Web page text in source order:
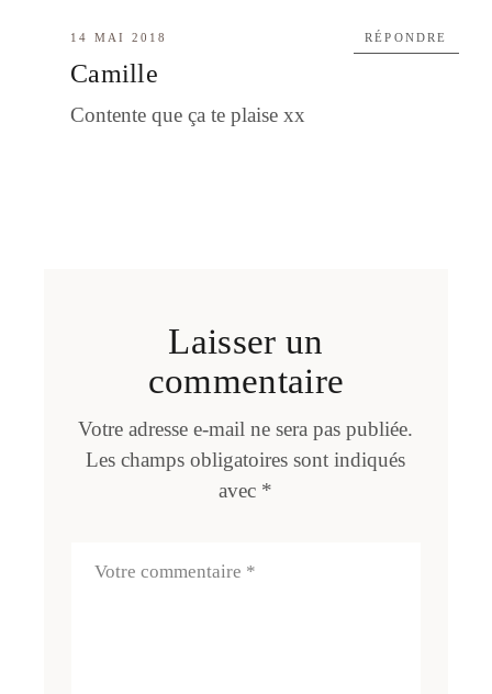
14 MAI 2018
Camille
Contente que ça te plaise xx
RÉPONDRE
Laisser un
commentaire
Votre adresse e-mail ne sera pas publiée.
Les champs obligatoires sont indiqués
avec *